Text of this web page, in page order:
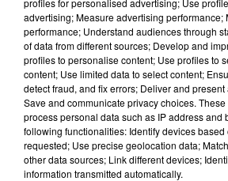
DERNIERS TITRES
20h58
20h58 20h53
20h53
profiles for personalised advertising; Use
advertising; Measure advertising performance;
performance; Understand audiences through
of data from different sources; Develop and
profiles to personalise content; Use profiles to
content; Use limited data to select content;
detect fraud, and fix errors; Deliver and
Save and communicate privacy choices.
process personal data such as IP address and
following functionalities: Identify devices
requested; Use precise geolocation data;
other data sources; Link different devices;
information transmitted automatically.